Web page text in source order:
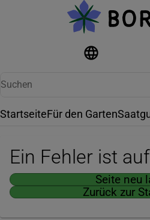
StartseiteFür den Garten
Ein Fehler ist
Seite neu
Zurück zur